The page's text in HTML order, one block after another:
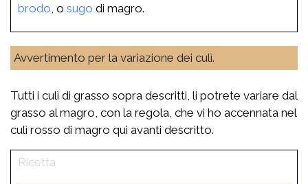
brodo , o sugo di magro.
Avvertimento per la variazione dei culì.
Tutti i culì di grasso sopra descritti, li potrete variare dal
grasso al magro, con la regola, che vi ho accennata nel
culì rosso di magro qui avanti descritto.